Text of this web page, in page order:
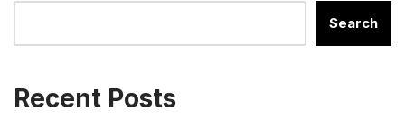
Search
Recent Posts